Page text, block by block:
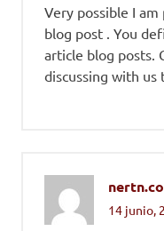
Very possible I
blog post . You
article blog posts.
discussing with us
14 junio,